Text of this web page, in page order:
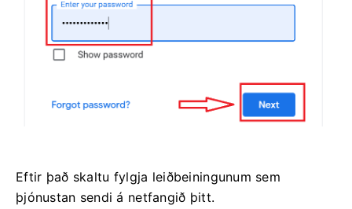
Eftir það skaltu fylgja leiðbeiningunum sem
þjónustan sendi á netfangið þitt.